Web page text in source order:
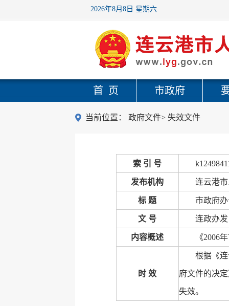
2026年8月8日 星期六
首 页 市政府
当前位置： 政府文件> 失效文件
索 引 号
发布机构 连云港
标 题 市政府
文 号 连政办发
内容概述 《2006
时 效
根据《
府文件的决
失效。